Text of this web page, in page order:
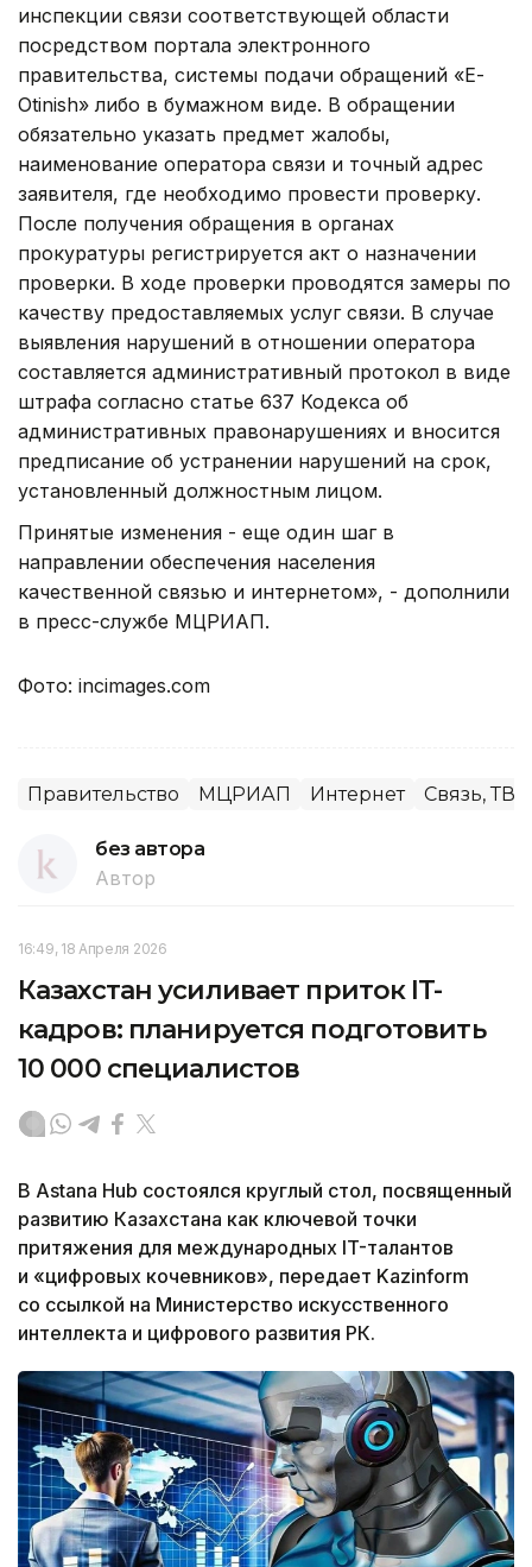
инспекции связи соответствующей области
посредством портала электронного
правительства, системы подачи обращений «Е-
Оtinish» либо в бумажном виде. В обращении
обязательно указать предмет жалобы,
наименование оператора связи и точный адрес
заявителя, где необходимо провести проверку.
После получения обращения в органах
прокуратуры регистрируется акт о назначении
проверки. В ходе проверки проводятся замеры по
качеству предоставляемых услуг связи. В случае
выявления нарушений в отношении оператора
составляется административный протокол в виде
штрафа согласно статье 637 Кодекса об
административных правонарушениях и вносится
предписание об устранении нарушений на срок,
установленный должностным лицом.
Принятые изменения - еще один шаг в
направлении обеспечения населения
качественной связью и интернетом», - дополнили
в пресс-службе МЦРИАП.
Фото: incimages.com
Правительство МЦРИАП Интернет Связь, ТВ,
без автора
Автор
16:49, 18 Апреля 2026
Казахстан усиливает приток IT-
кадров: планируется подготовить
10 000 специалистов
В Astana Hub состоялся круглый стол, посвященный
развитию Казахстана как ключевой точки
притяжения для международных IT-талантов
и «цифровых кочевников», передает Kazinform
со ссылкой на Министерство искусственного
интеллекта и цифрового развития РК.